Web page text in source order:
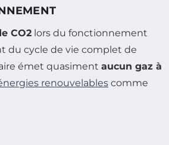
CO2 lors du fonctionnement
du cycle de vie complet de
émet quasiment aucun gaz à
renouvelables comme